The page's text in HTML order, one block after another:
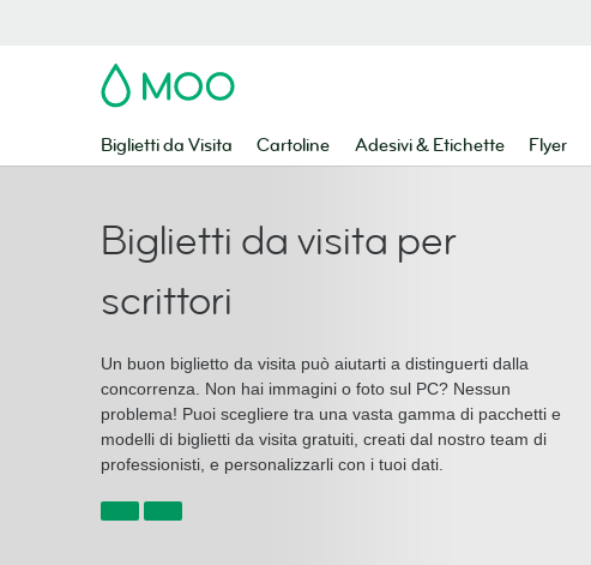
MOO
Biglietti da Visita Cartoline Adesivi & Etichette Flyer
Biglietti da visita per
scrittori
Un buon biglietto da visita può aiutarti a distinguerti dalla
concorrenza. Non hai immagini o foto sul PC? Nessun
problema! Puoi scegliere tra una vasta gamma di pacchetti e
modelli di biglietti da visita gratuiti, creati dal nostro team di
professionisti, e personalizzarli con i tuoi dati.